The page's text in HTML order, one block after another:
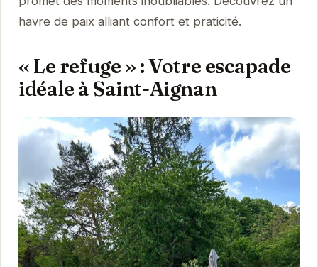
havre de paix alliant confort et praticité.
« Le refuge » : Votre escapade
idéale à Saint-Aignan